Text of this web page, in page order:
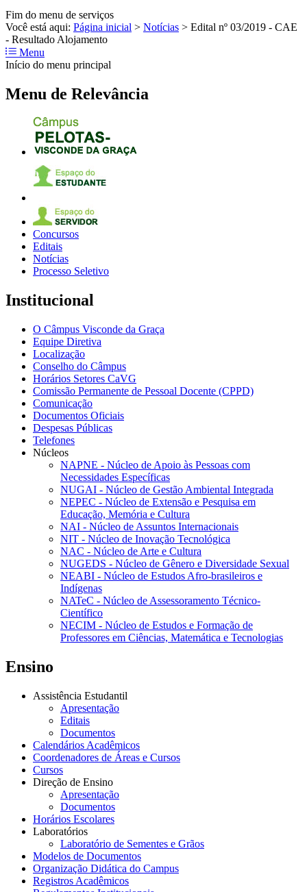
Fim do menu de serviços
Você está aqui: Página inicial > Notícias > Edital nº 03/2019 - CAE
- Resultado Alojamento
Menu
Início do menu principal
Menu de Relevância
Concursos
Editais
Notícias
Processo Seletivo
Institucional
O Câmpus Visconde da Graça
Equipe Diretiva
Localização
Conselho do Câmpus
Horários Setores CaVG
Comissão Permanente de Pessoal Docente (CPPD)
Comunicação
Documentos Oficiais
Despesas Públicas
Telefones
Núcleos
NAPNE - Núcleo de Apoio às Pessoas com
Necessidades Específicas
NUGAI - Núcleo de Gestão Ambiental Integrada
NEPEC - Núcleo de Extensão e Pesquisa em
Educação, Memória e Cultura
NAI - Núcleo de Assuntos Internacionais
NIT - Núcleo de Inovação Tecnológica
NAC - Núcleo de Arte e Cultura
NUGEDS - Núcleo de Gênero e Diversidade Sexual
NEABI - Núcleo de Estudos Afro-brasileiros e
Indígenas
NATeC - Núcleo de Assessoramento Técnico-
Científico
NECIM - Núcleo de Estudos e Formação de
Professores em Ciências, Matemática e Tecnologias
Ensino
Assistência Estudantil
Apresentação
Editais
Documentos
Calendários Acadêmicos
Coordenadores de Áreas e Cursos
Cursos
Direção de Ensino
Apresentação
Documentos
Horários Escolares
Laboratórios
Laboratório de Sementes e Grãos
Modelos de Documentos
Organização Didática do Campus
Registros Acadêmicos